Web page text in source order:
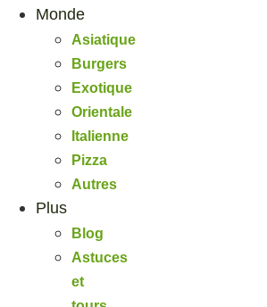
Monde
Asiatique
Burgers
Exotique
Orientale
Italienne
Pizza
Autres
Plus
Blog
Astuces
et